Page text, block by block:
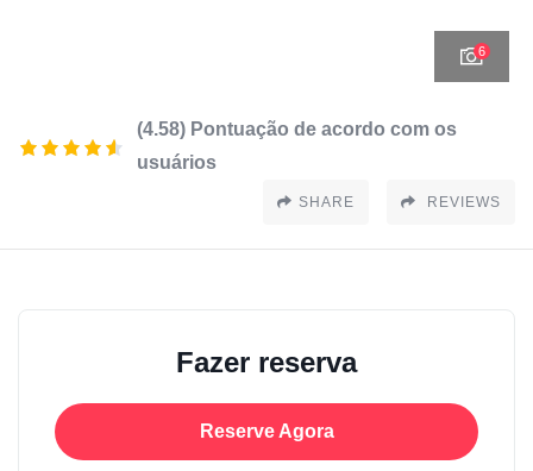
6
(4.58) Pontuação de acordo com os
usuários
SHARE REVIEWS
Fazer reserva
Reserve Agora